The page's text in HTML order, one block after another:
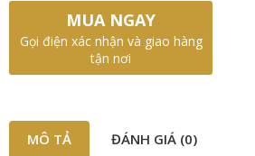
MUA NGAY
Gọi điện xác nhận và giao hàng
tận nơi
MÔ TẢ ĐÁNH GIÁ (0)